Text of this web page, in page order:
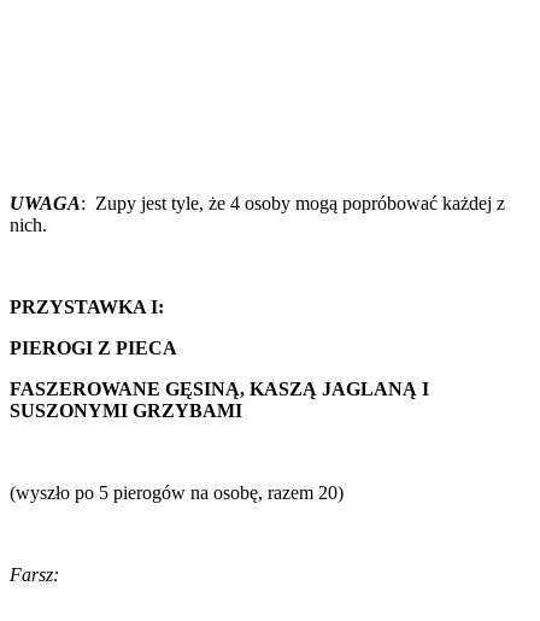
UWAGA: Zupy jest tyle, że 4 osoby mogą popróbować każdej z
nich.
PRZYSTAWKA I:
PIEROGI Z PIECA
FASZEROWANE GĘSINĄ, KASZĄ JAGLANĄ I
SUSZONYMI GRZYBAMI
(wyszło po 5 pierogów na osobę, razem 20)
Farsz: